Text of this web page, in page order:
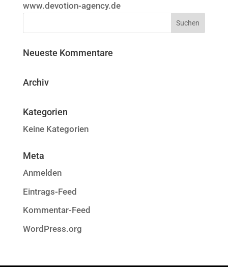
www.devotion-agency.de
Neueste Kommentare
Archiv
Kategorien
Keine Kategorien
Meta
Anmelden
Eintrags-Feed
Kommentar-Feed
WordPress.org